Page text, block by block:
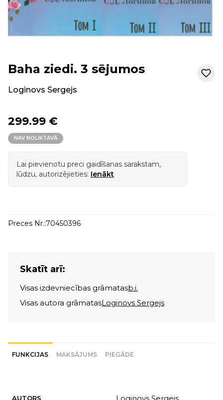
Baha ziedi. 3 sējumos
Loginovs Sergejs
299.99 €
NAV NOLIKTAVĀ
Lai pievienotu preci gaidīšanas sarakstam,
lūdzu, autorizējieties: Ienākt
Preces Nr.:70450396
Skatīt arī:
Visas izdevniecības grāmatasb.i.
Visas autora grāmatasLoginovs Sergejs
FUNKCIJAS MAKSĀJUMS PIEGĀDE
AUTORS